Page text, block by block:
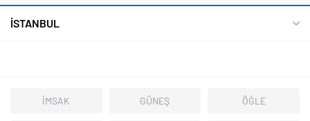
İSTANBUL
İMSAK GÜNEŞ ÖĞLE